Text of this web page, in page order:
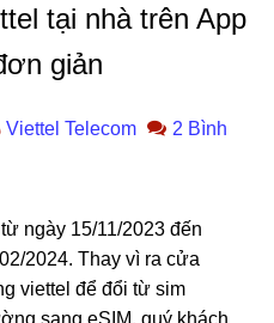
tại nhà trên App
giản
Viettel Telecom
2 Bình
ngày 15/11/2023 đến
2024. Thay vì ra cửa
viettel để đổi từ sim
sang eSIM, quý khách